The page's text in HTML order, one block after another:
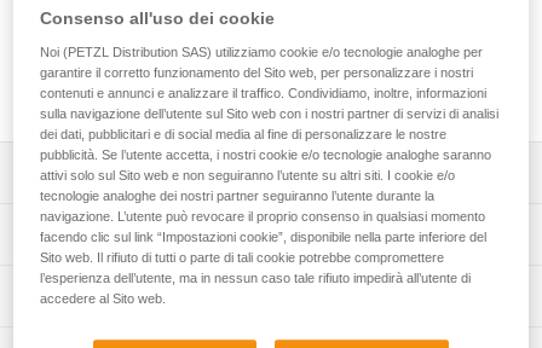
Con la sua struttura minimalista, MINI MARTEAU protegge la
testa della piccozza e permette di piantare chiodi senza
appesantire la piccozza, o danneggiarne l’equilibrio per la
battuta.
Descrizione
Protegge la testa della piccozza.
Consente di piantare chiodi.
Compatibile con le piccozze SUM'TEC, QUARK, NOMIC e
Specifiche tecniche
Materiali: acciaio
Informazioni tecniche
Libretto d'uso
Consenso all'uso dei cookie
Noi (PETZL Distribution SAS) utilizziamo cookie e/o tecnologie analoghe per
garantire il corretto funzionamento del Sito web, per personalizzare i nostri
contenuti e annunci e analizzare il traffico. Condividiamo, inoltre, informazioni
sulla navigazione dell’utente sul Sito web con i nostri partner di servizi di analisi
dei dati, pubblicitari e di social media al fine di personalizzare le nostre
pubblicità. Se l’utente accetta, i nostri cookie e/o tecnologie analoghe saranno
attivi solo sul Sito web e non seguiranno l’utente su altri siti. I cookie e/o
tecnologie analoghe dei nostri partner seguiranno l’utente durante la
navigazione. L’utente può revocare il proprio consenso in qualsiasi momento
facendo clic sul link “Impostazioni cookie”, disponibile nella parte inferiore del
Sito web. Il rifiuto di tutti o parte di tali cookie potrebbe compromettere
l’esperienza dell’utente, ma in nessun caso tale rifiuto impedirà all’utente di
accedere al Sito web.